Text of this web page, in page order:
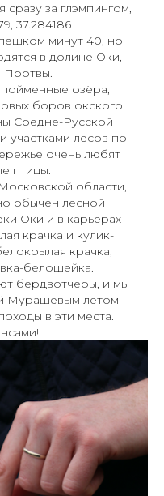
за глэмпингом,
37.284186
минут 40, но
в долине Оки,
Протвы.
озёра,
боров окского
Средне-Русской
участками лесов по
очень любят
птицы.
области,
обычен лесной
Оки и в карьерах
крачка и кулик-
крачка,
белошейка.
бердвотчеры, и мы
Мурашевым летом
в эти места.